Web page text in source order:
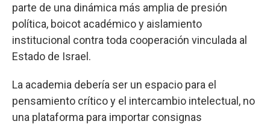
parte de una dinámica más amplia de presión
política, boicot académico y aislamiento
institucional contra toda cooperación vinculada al
Estado de Israel.
La academia debería ser un espacio para el
pensamiento crítico y el intercambio intelectual, no
una plataforma para importar consignas